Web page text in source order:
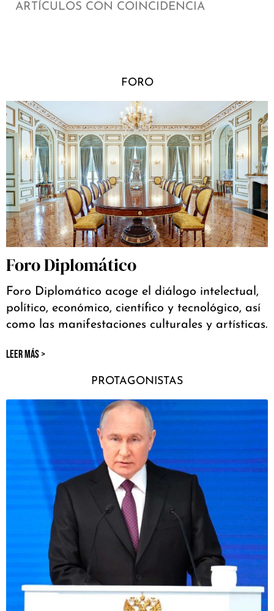
ARTÍCULOS CON COINCIDENCIA
FORO
Foro Diplomático
Foro Diplomático acoge el diálogo intelectual,
político, económico, científico y tecnológico, así
como las manifestaciones culturales y artísticas.
LEER MÁS >
PROTAGONISTAS